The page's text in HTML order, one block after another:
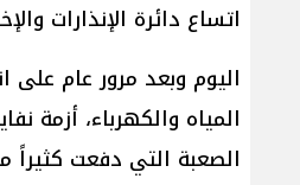
اتساع دائرة الإنذارات
اليوم وبعد مرور عام على
المياه والكهرباء، أزمة
الصعبة التي دفعت